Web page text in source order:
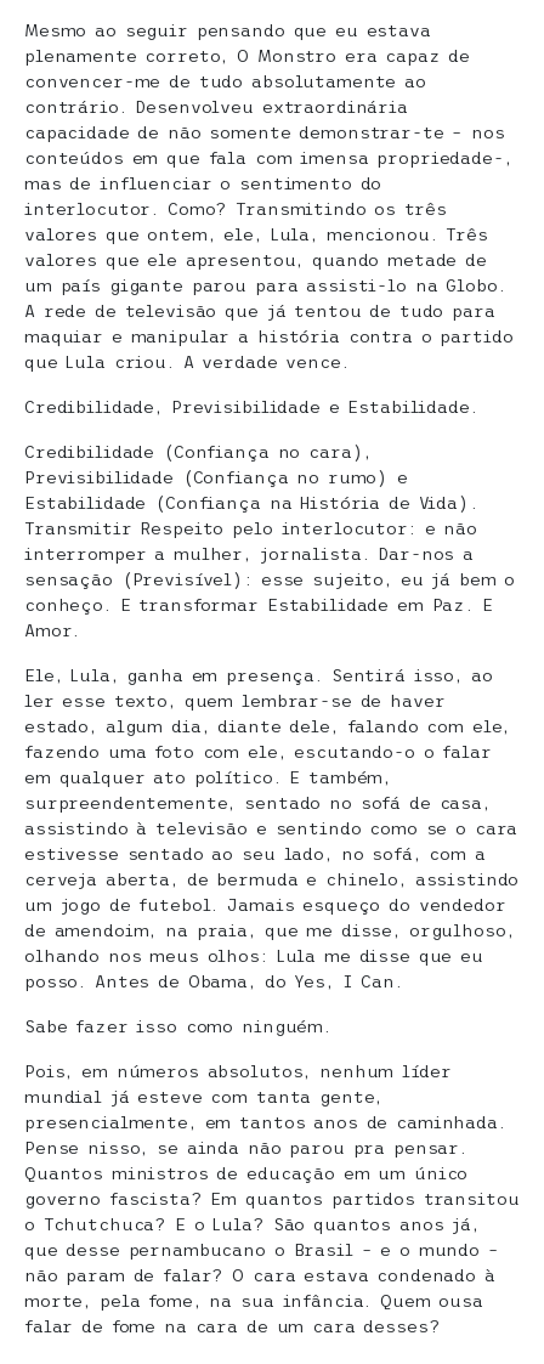
Mesmo ao seguir pensando que eu estava
plenamente correto, O Monstro era capaz de
convencer-me de tudo absolutamente ao
contrário. Desenvolveu extraordinária
capacidade de não somente demonstrar-te – nos
conteúdos em que fala com imensa propriedade-,
mas de influenciar o sentimento do
interlocutor. Como? Transmitindo os três
valores que ontem, ele, Lula, mencionou. Três
valores que ele apresentou, quando metade de
um país gigante parou para assisti-lo na Globo.
A rede de televisão que já tentou de tudo para
maquiar e manipular a história contra o partido
que Lula criou. A verdade vence.
Credibilidade, Previsibilidade e Estabilidade.
Credibilidade (Confiança no cara),
Previsibilidade (Confiança no rumo) e
Estabilidade (Confiança na História de Vida).
Transmitir Respeito pelo interlocutor: e não
interromper a mulher, jornalista. Dar-nos a
sensação (Previsível): esse sujeito, eu já bem o
conheço. E transformar Estabilidade em Paz. E
Amor.
Ele, Lula, ganha em presença. Sentirá isso, ao
ler esse texto, quem lembrar-se de haver
estado, algum dia, diante dele, falando com ele,
fazendo uma foto com ele, escutando-o o falar
em qualquer ato político. E também,
surpreendentemente, sentado no sofá de casa,
assistindo à televisão e sentindo como se o cara
estivesse sentado ao seu lado, no sofá, com a
cerveja aberta, de bermuda e chinelo, assistindo
um jogo de futebol. Jamais esqueço do vendedor
de amendoim, na praia, que me disse, orgulhoso,
olhando nos meus olhos: Lula me disse que eu
posso. Antes de Obama, do Yes, I Can.
Sabe fazer isso como ninguém.
Pois, em números absolutos, nenhum líder
mundial já esteve com tanta gente,
presencialmente, em tantos anos de caminhada.
Pense nisso, se ainda não parou pra pensar.
Quantos ministros de educação em um único
governo fascista? Em quantos partidos transitou
o Tchutchuca? E o Lula? São quantos anos já,
que desse pernambucano o Brasil – e o mundo –
não param de falar? O cara estava condenado à
morte, pela fome, na sua infância. Quem ousa
falar de fome na cara de um cara desses?